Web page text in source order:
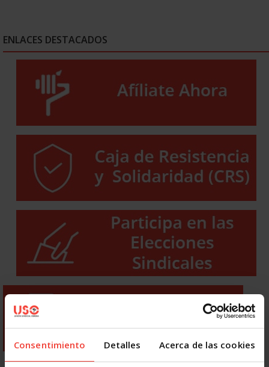
Consentimiento Detalles Acerca de las cookies
ENLACES DESTACADOS